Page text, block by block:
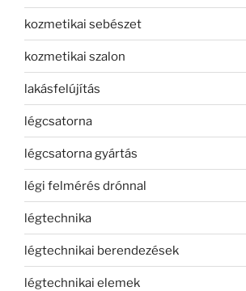
kozmetikai sebészet
kozmetikai szalon
lakásfelújítás
légcsatorna
légcsatorna gyártás
légi felmérés drónnal
légtechnika
légtechnikai berendezések
légtechnikai elemek